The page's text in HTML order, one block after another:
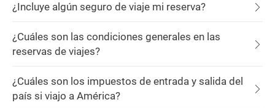
¿Incluye algún seguro de viaje mi reserva?
¿Cuáles son las condiciones generales en las
reservas de viajes?
¿Cuáles son los impuestos de entrada y salida del
país si viajo a América?